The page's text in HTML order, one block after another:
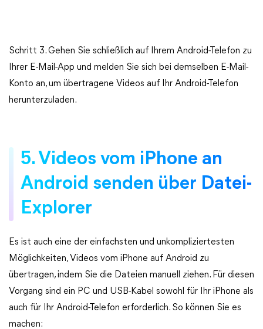
Schritt 3. Gehen Sie schließlich auf Ihrem Android-Telefon zu
Ihrer E-Mail-App und melden Sie sich bei demselben E-Mail-
Konto an, um übertragene Videos auf Ihr Android-Telefon
herunterzuladen.
5. Videos vom iPhone an
Android senden über Datei-
Explorer
Es ist auch eine der einfachsten und unkompliziertesten
Möglichkeiten, Videos vom iPhone auf Android zu
übertragen, indem Sie die Dateien manuell ziehen. Für diesen
Vorgang sind ein PC und USB-Kabel sowohl für Ihr iPhone als
auch für Ihr Android-Telefon erforderlich. So können Sie es
machen: